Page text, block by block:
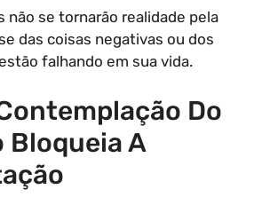
não se tornarão realidade pela
das coisas negativas ou dos
falhando em sua vida.
Do
Bloqueia A